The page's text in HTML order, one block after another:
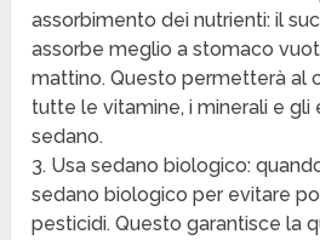
assorbimento dei nutrienti: il
assorbe meglio a stomaco
mattino. Questo permetterà al
tutte le vitamine, i minerali e gli
sedano.
3. Usa sedano biologico:
sedano biologico per evitare
pesticidi. Questo garantisce la